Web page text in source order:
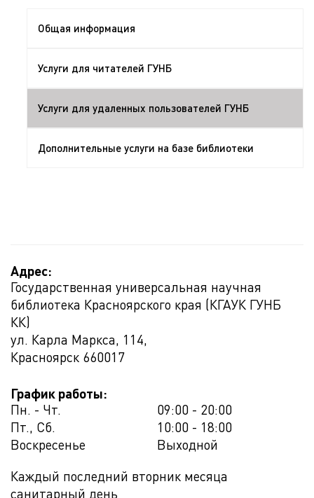
Общая информация
Услуги для читателей ГУНБ
Услуги для удаленных пользователей ГУНБ
Дополнительные услуги на базе библиотеки
Адрес:
Государственная универсальная научная
библиотека Красноярского края (КГАУК ГУНБ
КК)
ул. Карла Маркса, 114,
Красноярск 660017
График работы:
Пн. - Чт.
09:00 - 20:00
Пт., Сб.
10:00 - 18:00
Воскресенье
Выходной
Каждый последний вторник месяца
санитарный день